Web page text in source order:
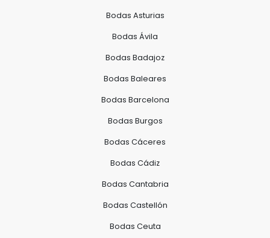
Bodas Asturias
Bodas Ávila
Bodas Badajoz
Bodas Baleares
Bodas Barcelona
Bodas Burgos
Bodas Cáceres
Bodas Cádiz
Bodas Cantabria
Bodas Castellón
Bodas Ceuta